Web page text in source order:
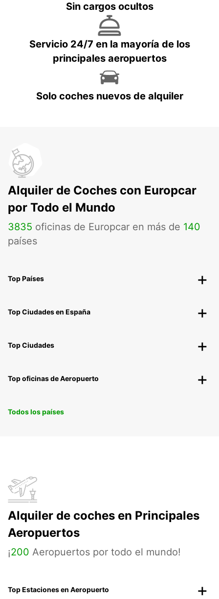
Sin cargos ocultos
Servicio 24/7 en la mayoría de los
principales aeropuertos
Solo coches nuevos de alquiler
Alquiler de Coches con Europcar
por Todo el Mundo
3835 oficinas de Europcar en más de 140
países
Top Países
Top Ciudades en España
Top Ciudades
Top oficinas de Aeropuerto
Todos los países
Alquiler de coches en Principales
Aeropuertos
¡200 Aeropuertos por todo el mundo!
Top Estaciones en Aeropuerto